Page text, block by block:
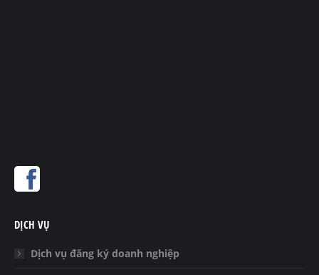
DỊCH VỤ
Dịch vụ đăng ký doanh nghiệp